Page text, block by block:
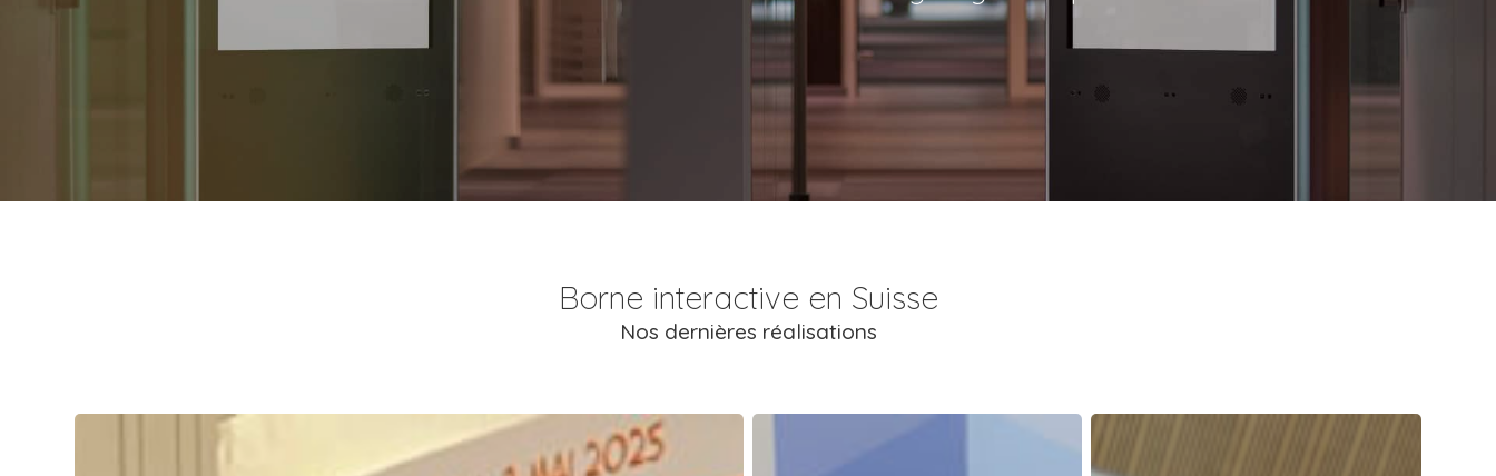
Borne interactive en Suisse
Nos dernières réalisations